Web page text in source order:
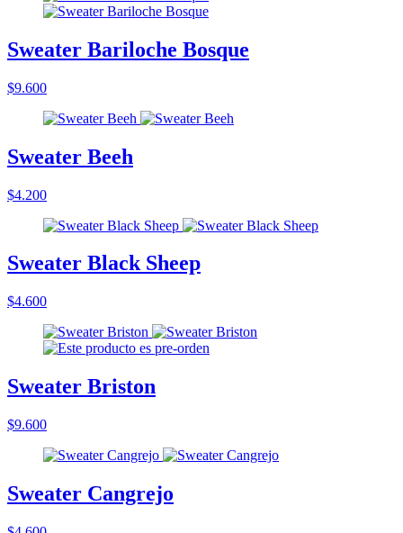
Sweater Bariloche Bosque
$9.600
Sweater Beeh
$4.200
Sweater Black Sheep
$4.600
Sweater Briston
$9.600
Sweater Cangrejo